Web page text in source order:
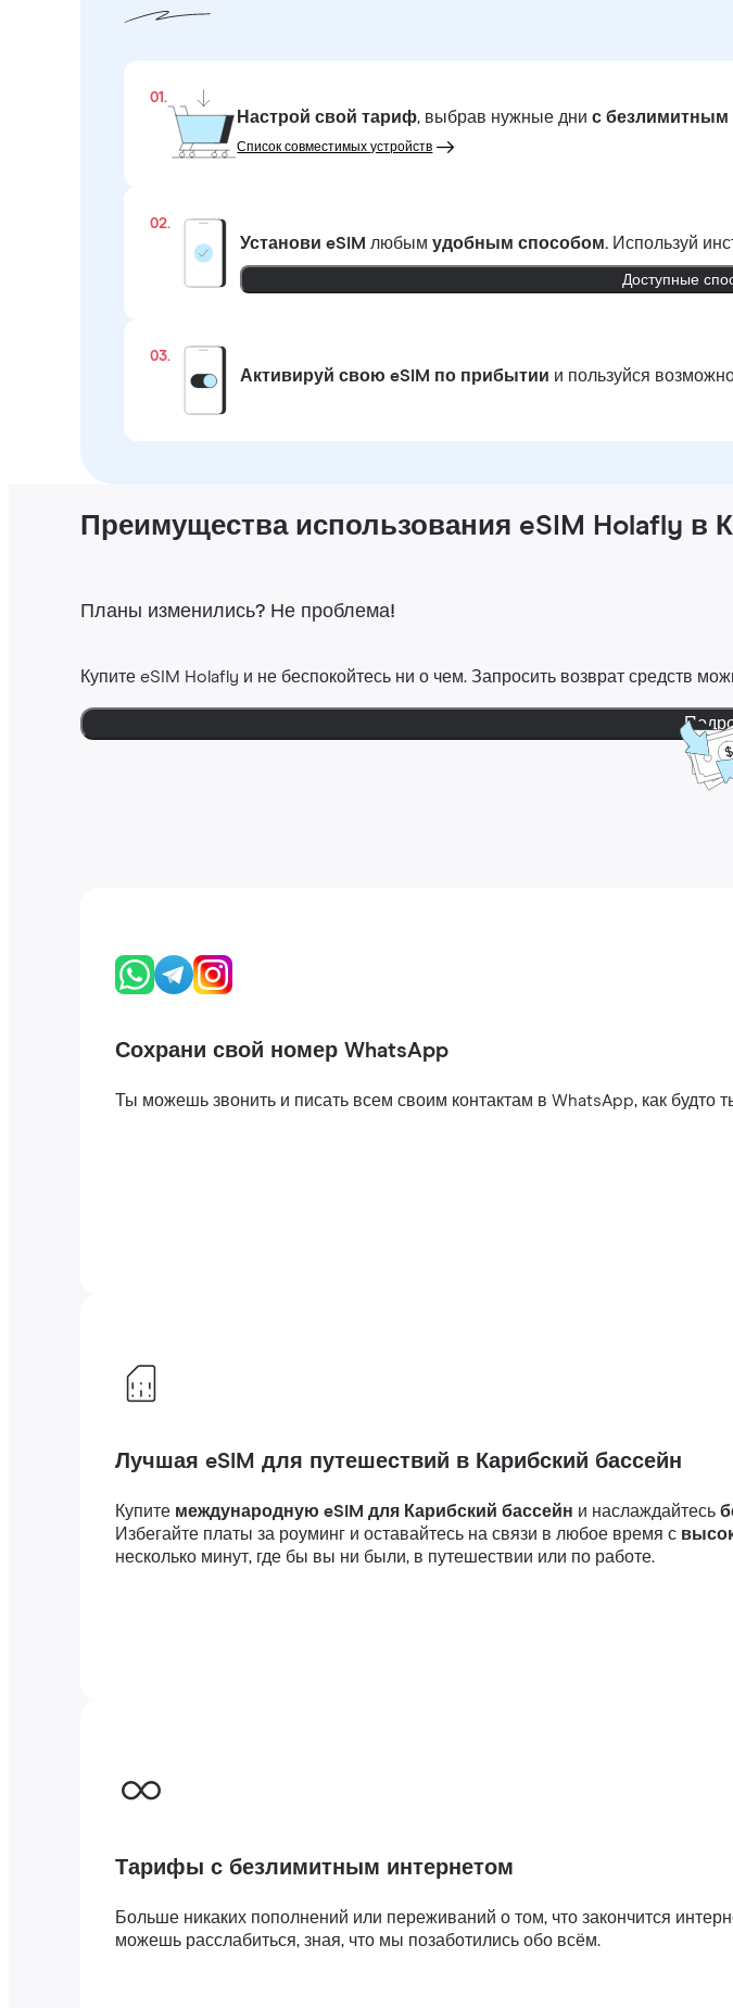
01.
Настрой свой тариф, выбрав нужные днис безлимитным
Список совместимых устройств
02.
Установи eSIM любымудобным способом. Используй
Доступные
03.
Активируй свою eSIM по прибытии и пользуйся
Преимущества использования eSIM Holafly в
Планы изменились? Не проблема!
Купите eSIM Holafly и не беспокойтесь ни о чем. Запросить возврат средств
Сохрани свой номер WhatsApp
Ты можешь звонить и писать всем своим контактам в WhatsApp, как будто
Лучшая eSIM для путешествий в Карибский бассейн
Купите международную eSIM для Карибский бассейн и наслаждайтесь
Избегайте платы за роуминг и оставайтесь на связи в любое время с
несколько минут, где бы вы ни были, в путешествии или по работе.
Тарифы с безлимитным интернетом
Больше никаких пополнений или переживаний о том, что закончится
можешь расслабиться, зная, что мы позаботились обо всём.